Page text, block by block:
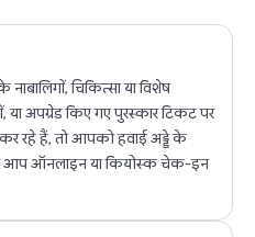
चिकित्सा या विशेष
या अपग्रेड किए गए पुरस्कार टिकट पर
कर रहे हैं, तो आपको हवाई अड्डे के
आप ऑनलाइन या कियोस्क चेक-इन